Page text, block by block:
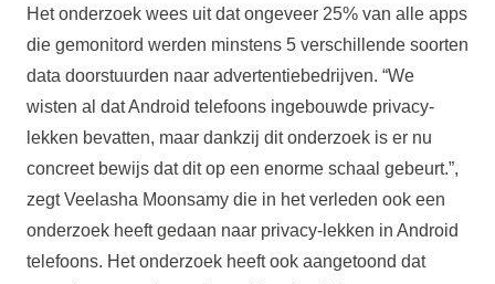
Het onderzoek wees uit dat ongeveer 25% van alle apps
die gemonitord werden minstens 5 verschillende soorten
data doorstuurden naar advertentiebedrijven. “We
wisten al dat Android telefoons ingebouwde privacy-
lekken bevatten, maar dankzij dit onderzoek is er nu
concreet bewijs dat dit op een enorme schaal gebeurt.”,
zegt Veelasha Moonsamy die in het verleden ook een
onderzoek heeft gedaan naar privacy-lekken in Android
telefoons. Het onderzoek heeft ook aangetoond dat